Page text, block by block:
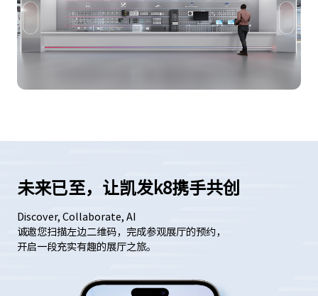
未来已至，让凯发k8携手共创
Discover, Collaborate, AI
诚邀您扫描左边二维码，完成参观展厅的预约，
开启一段充实有趣的展厅之旅。